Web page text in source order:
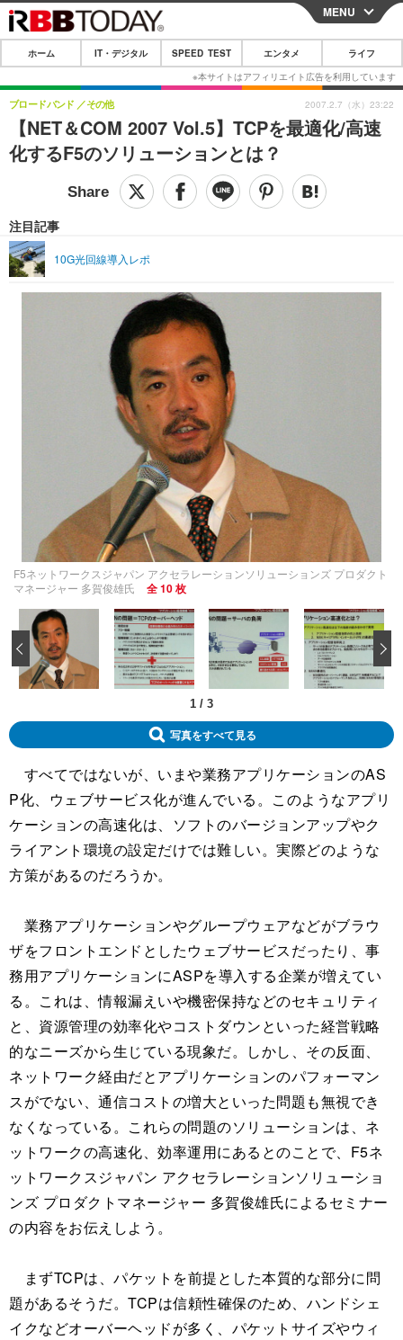
CLOSE
ホーム
IT・デジタル
IT・デジタルTOP スマートフォン
ショッピング その他
SPEED TEST
エンタメTOP 映画・ドラマ
グラビア
ショッピング
ライフTOP
リリース一覧
プッシュ通知の停止方法
MENU
ホーム IT・デジタル SPEED TEST エンタメ ライフ
【NET＆COM 2007 Vol.5】TCPを最適化/高速
化するF5のソリューションとは？
ブロードバンド その他
注目記事
10G光回線導入レポ
2007.2.7（水）23:22
F5ネットワークスジャパン アクセラレーションソリューションズ プロダクト
マネージャー 多賀俊雄氏
全 10 枚
1 / 3
‹
写真をすべて見る
すべてではないが、いまや業務アプリケーションのAS
P化、ウェブサービス化が進んでいる。このようなアプリ
ケーションの高速化は、ソフトのバージョンアップやク
ライアント環境の設定だけでは難しい。実際どのような
方策があるのだろうか。
業務アプリケーションやグループウェアなどがブラウ
ザをフロントエンドとしたウェブサービスだったり、事
務用アプリケーションにASPを導入する企業が増えてい
る。これは、情報漏えいや機密保持などのセキュリティ
と、資源管理の効率化やコストダウンといった経営戦略
的なニーズから生じている現象だ。しかし、その反面、
ネットワーク経由だとアプリケーションのパフォーマン
スがでない、通信コストの増大といった問題も無視でき
なくなっている。これらの問題のソリューションは、ネ
ットワークの高速化、効率運用にあるとのことで、F5ネ
ットワークスジャパン アクセラレーションソリューショ
ンズ プロダクトマネージャー 多賀俊雄氏によるセミナー
の内容をお伝えしよう。
まずTCPは、パケットを前提とした本質的な部分に問
題があるそうだ。TCPは信頼性確保のため、ハンドシェ
イクなどオーバーヘッドが多く、パケットサイズやウィ